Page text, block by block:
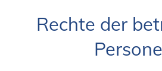
Rechte der